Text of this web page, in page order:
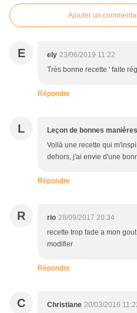
Ajouter un
E ely 23/06/2019 11:22
Très bonne recette ' faite
Répondre
L Leçon de bonnes manières
Voilà une recette qui
dehors, j'ai envie d'une
Répondre
R rio 28/09/2017 20:34
recette trop fade a mon
modifier
Répondre
C Christiane 20/03/2016